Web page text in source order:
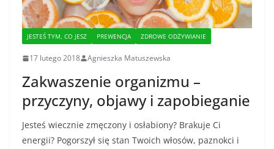
JESTEŚ TYM, CO JESZ PREWENCJA ZDROWE ODŻYWIANIE
17 lutego 2018 Agnieszka Matuszewska
Zakwaszenie organizmu –
przyczyny, objawy i zapobieganie
Jesteś wiecznie zmęczony i osłabiony? Brakuje Ci
energii? Pogorszył się stan Twoich włosów, paznokci i